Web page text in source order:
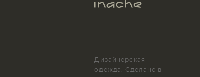
Дизайнерская
одежда. Сделано в